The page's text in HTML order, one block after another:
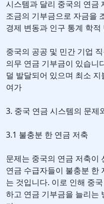
시스템과 달리 중국의 연금
조금의 기부금으로 자금을
경제 변동과 인구 통계 학
중국의 공공 및 민간 기업
의무 연금 기부금이 있습니
덜 발달되어 있으며 최소
여가
3. 중국 연금 시스템의 문제
3.1 불충분 한 연금 저축
문제는 중국의 연금 저축이
연금 수급자들이 불충분 한
는 것입니다. 이로 인해 중
하고 연금 기부금을 늘리는